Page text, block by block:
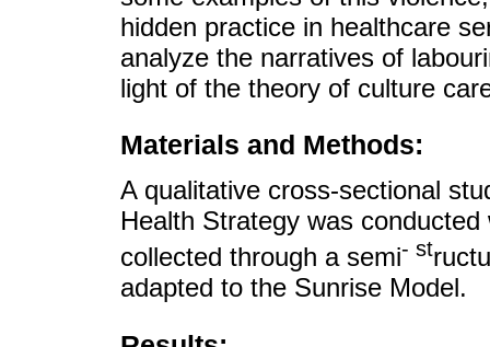
hidden practice in healthcare
analyze the narratives of
light of the theory of culture
Materials and Methods:
A qualitative cross-sectional
Health Strategy was
collected through a semi- st
adapted to the Sunrise Model.